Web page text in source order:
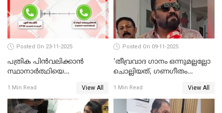
Posted On 23-11-2025
പത്രിക പിന്‍വലിക്കാന്‍
സ്ഥാനാര്‍ത്ഥിയെ
WATCH VIDEO
1 Min Read View All
Posted On 09-11-2025
'തീവ്രവാദ ഗാനം ഒന്നുമല്ലല്ലോ
ചൊല്ലിയത്, ഗണഗീതം
ഭാഗം'; സുരേഷ് ഗോപി WATCH
VIDEO
1 Min Read View All